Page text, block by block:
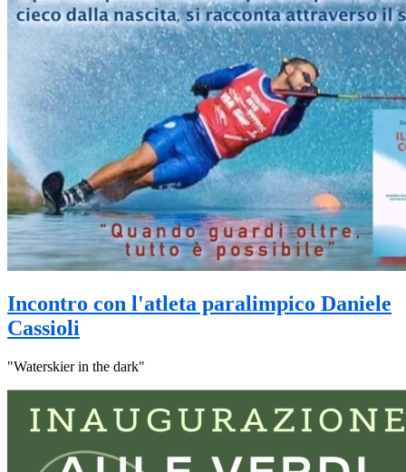
Incontro con l'atleta paralimpico Daniele
Cassioli
"Waterskier in the dark"